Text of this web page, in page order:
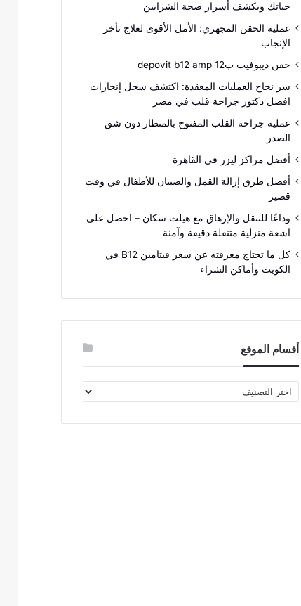
حياتك ويكشف أسرار صحة الشرايين
عملية الحقن المجهري: الأمل الأقوى لعلاج تأخر
الإنجاب
حقن ديبوفيت ب12 depovit b12 amp
سر نجاح العمليات المعقدة: اكتشف سجل إنجازات
افضل دكتور جراحة قلب في مصر
عملية جراحة القلب المفتوح بالمنظار دون شق
الصدر
أفضل مراكز ليزر في القاهرة
أفضل طرق إزالة القمل والصيبان للأطفال في وقت
قصير
وداعًا للتنقل والإرهاق مع هيلث سكان – احصل على
اشعة منزلية متنقلة دقيقة وآمنة
كل ما تحتاج معرفته عن سعر فيتامين B12 في
الكويت وأماكن الشراء
أقسام الموقع
أقسام
الموقع